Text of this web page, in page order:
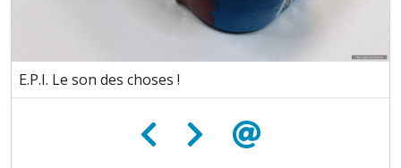
E.P.I. Le son des choses !